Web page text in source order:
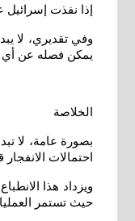
إذا نفذت إسرائيل
وفي تقديري، لا
يمكن فصله عن أي
الخلاصة
بصورة عامة، لا
احتمالات
ويزداد هذا
حيث تستمر